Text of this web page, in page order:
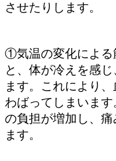
させたりします。
①気温の変化による
と、体が冷えを感
ます。これにより
わばってしまいま
の負担が増加し、
ます。